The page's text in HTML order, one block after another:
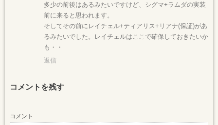
多少の前後はあるみたいですけど、シグマ+ラムダの実装
前に来ると思われます。
そしてその前にレイチェル+ティアリス+リアナ(保証)があ
るみたいでした。レイチェルはここで確保しておきたいか
も・・
返信
コメントを残す
コメント